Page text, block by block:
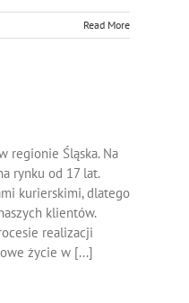
Read More
regionie Śląska. Na
rynku od 17 lat.
kurierskimi, dlatego
klientów.
realizacji
życie w [...]